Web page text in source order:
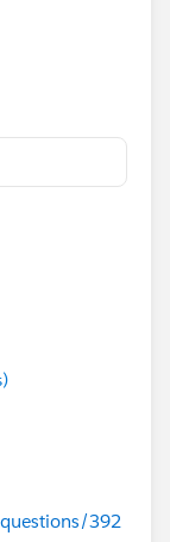
metadata"
392